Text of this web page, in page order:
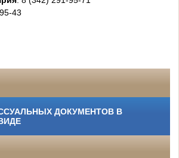
43
ДОКУМЕНТОВ В